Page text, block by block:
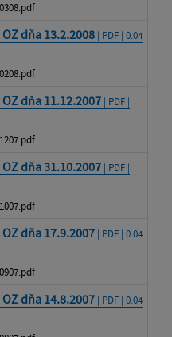
dňa 13.2.2008 | PDF | 0.04
dňa 11.12.2007 | PDF |
dňa 31.10.2007 | PDF |
dňa 17.9.2007 | PDF | 0.04
dňa 14.8.2007 | PDF | 0.04